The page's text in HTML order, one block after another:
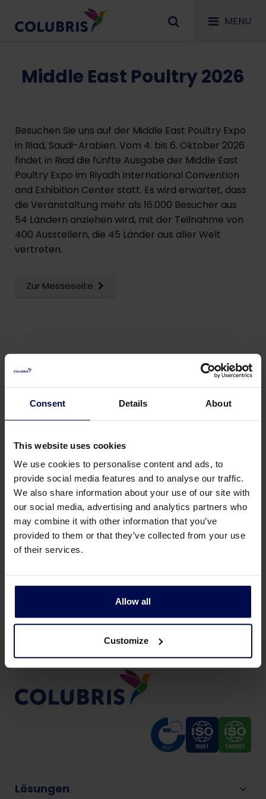
Consent Details About
This website uses cookies
We use cookies to personalise content and ads, to
provide social media features and to analyse our traffic.
We also share information about your use of our site with
our social media, advertising and analytics partners who
may combine it with other information that you’ve
provided to them or that they’ve collected from your use
of their services.
Allow all
Customize
MENU
Middle East Poultry 2026
Besuchen Sie uns auf der Middle East Poultry Expo
in Riad, Saudi-Arabien. Vom 4. bis 6. Oktober 2026
findet in Riad die fünfte Ausgabe der Middle East
Poultry Expo im Riyadh International Convention
and Exhibition Center statt. Es wird erwartet, dass
die Veranstaltung mehr als 16.000 Besucher aus
54 Ländern anziehen wird, mit der Teilnahme von
400 Ausstellern, die 45 Länder aus aller Welt
vertreten.
Zur Messeseite
Zurück zu Neuigkeiten und Veranstaltungen
Teilen Sie diese Seite:
Lösungen